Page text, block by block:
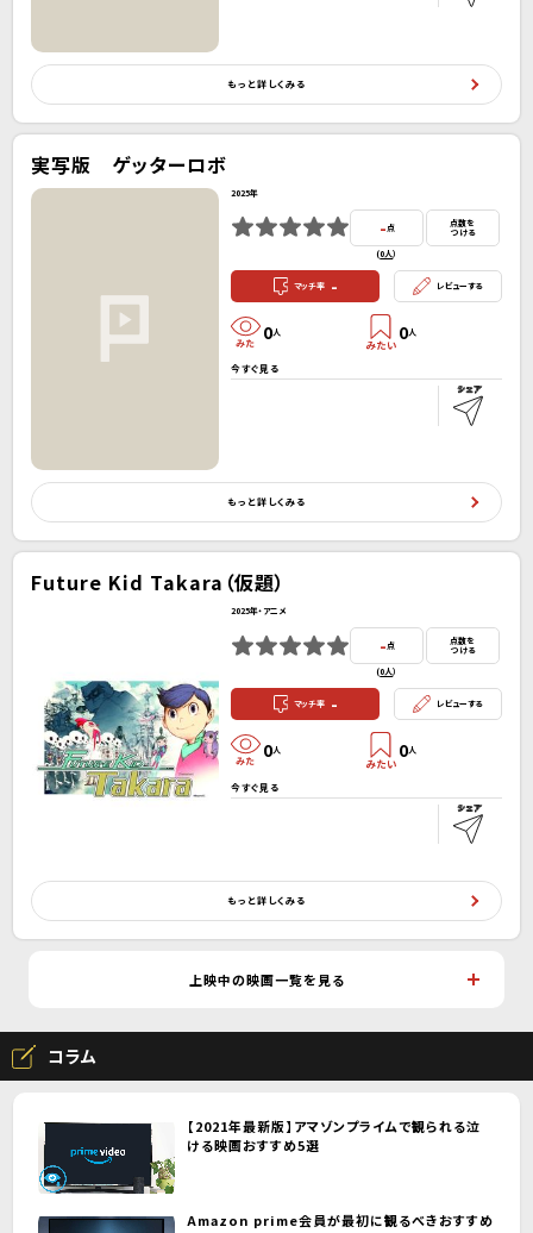
もっと詳しくみる
実写版 ゲッターロボ
2025年
-点
(0人）
点数を
つける
マッチ率 - レビューする
0人 0人
今すぐ見る
もっと詳しくみる
Future Kid Takara（仮題）
2025年・アニメ
-点
(0人）
点数を
つける
マッチ率 - レビューする
0人 0人
今すぐ見る
もっと詳しくみる
上映中の映画一覧を見る
コラム
【2021年最新版】アマゾンプライムで観られる泣
ける映画おすすめ5選
Amazon prime会員が最初に観るべきおすすめ